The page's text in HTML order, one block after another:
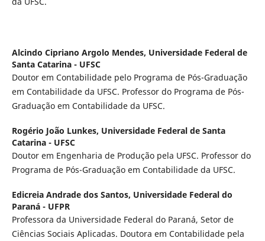
Alcindo Cipriano Argolo Mendes, Universidade Federal de
Santa Catarina - UFSC
Doutor em Contabilidade pelo Programa de Pós-Graduação
em Contabilidade da UFSC. Professor do Programa de Pós-
Graduação em Contabilidade da UFSC.
Rogério João Lunkes, Universidade Federal de Santa
Catarina - UFSC
Doutor em Engenharia de Produção pela UFSC. Professor do
Programa de Pós-Graduação em Contabilidade da UFSC.
Edicreia Andrade dos Santos, Universidade Federal do
Paraná - UFPR
Professora da Universidade Federal do Paraná, Setor de
Ciências Sociais Aplicadas. Doutora em Contabilidade pela